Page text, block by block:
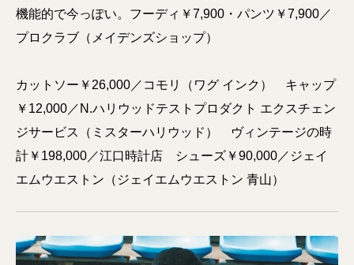
機能的で今っぽい。フーディ￥7,900・パンツ￥7,900／
プロクラブ（メイデンズショップ）
カットソー￥26,000／コモリ（ワグ インク） キャップ
￥12,000／N.ハリウッドテストプロダクト エクスチェン
ジサービス（ミスターハリウッド） ヴィンテージの時
計￥198,000／江口時計店 シューズ￥90,000／ジェイ
エムウエストン（ジェイエムウエストン 青山）